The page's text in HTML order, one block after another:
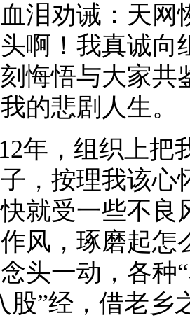
泪劝诫：天
啊！我真诚向
悔悟与大家共
的悲剧人生。
，组织上把
，按理我该心
就受一些不良
风，琢磨起怎
头一动，各种
股”经，借老乡